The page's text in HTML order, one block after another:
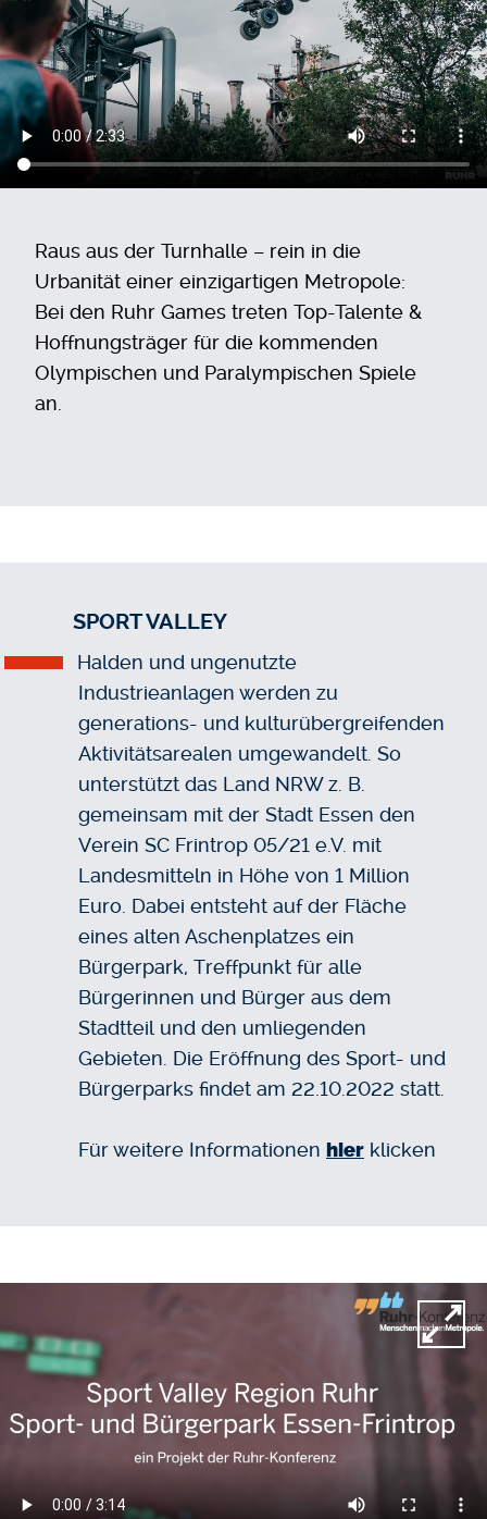
Raus aus der Turnhalle – rein in die
Urbanität einer einzigartigen Metropole:
Bei den Ruhr Games treten Top-Talente &
Hoffnungsträger für die kommenden
Olympischen und Paralympischen Spiele
an.
SPORT VALLEY
Halden und ungenutzte
Industrieanlagen werden zu
generations- und kulturübergreifenden
Aktivitätsarealen umgewandelt. So
unterstützt das Land NRW z. B.
gemeinsam mit der Stadt Essen den
Verein SC Frintrop 05/21 e.V. mit
Landesmitteln in Höhe von 1 Million
Euro. Dabei entsteht auf der Fläche
eines alten Aschenplatzes ein
Bürgerpark, Treffpunkt für alle
Bürgerinnen und Bürger aus dem
Stadtteil und den umliegenden
Gebieten. Die Eröffnung des Sport- und
Bürgerparks findet am 22.10.2022 statt.
Für weitere Informationen hier klicken